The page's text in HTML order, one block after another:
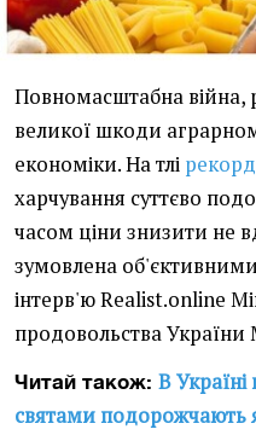
Повномасштабна війна,
великої шкоди
економіки. На тлі
харчування суттєво
часом ціни знизити не
зумовлена
інтерв'ю Realist.online
продовольства
Читай також: В
святами подорожчають